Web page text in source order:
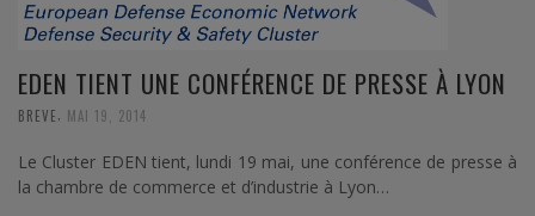
EDEN TIENT UNE CONFÉRENCE DE PRESSE À LYON
BREVE MAI 19, 2014
Le Cluster EDEN tient, lundi 19 mai, une conférence de presse à
la chambre de commerce et d’industrie à Lyon…